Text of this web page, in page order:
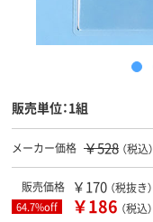
販売単位：1組
メーカー価格 ￥528 （税込）
販売価格 ￥170 （税抜き）
64.7%off ￥186 （税込）